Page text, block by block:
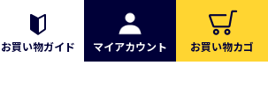
お買い物ガイド マイアカウント お買い物カゴ